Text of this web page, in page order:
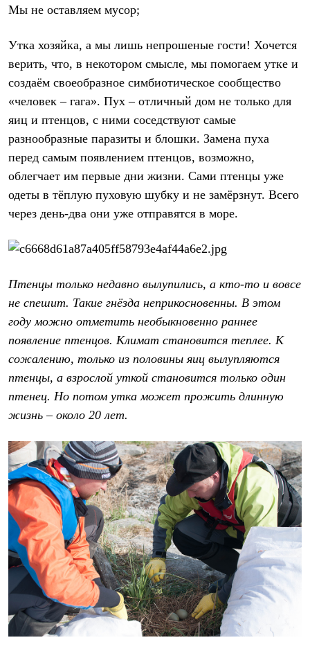
Мы не оставляем мусор;
Утка хозяйка, а мы лишь непрошеные гости! Хочется
верить, что, в некотором смысле, мы помогаем утке и
создаём своеобразное симбиотическое сообщество
«человек – гага». Пух – отличный дом не только для
яиц и птенцов, с ними соседствуют самые
разнообразные паразиты и блошки. Замена пуха
перед самым появлением птенцов, возможно,
облегчает им первые дни жизни. Сами птенцы уже
одеты в тёплую пуховую шубку и не замёрзнут. Всего
через день-два они уже отправятся в море.
Птенцы только недавно вылупились, а кто-то и вовсе
не спешит. Такие гнёзда неприкосновенны. В этом
году можно отметить необыкновенно раннее
появление птенцов. Климат становится теплее. К
сожалению, только из половины яиц вылупляются
птенцы, а взрослой уткой становится только один
птенец. Но потом утка может прожить длинную
жизнь – около 20 лет.